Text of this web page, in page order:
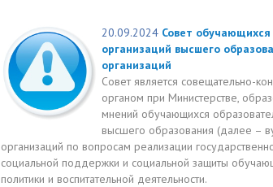
20.09.2024 Совет
организаций высшего
организаций
Совет является совещательно-
органом при Министерстве,
мнений обучающихся
высшего образования (далее –
организаций по вопросам реализации
социальной поддержки и социальной защиты
политики и воспитательной деятельности.